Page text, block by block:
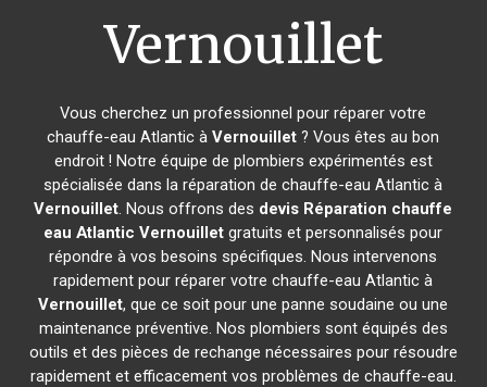
Vernouillet
Vous cherchez un professionnel pour réparer votre
chauffe-eau Atlantic àVernouillet ? Vous êtes au bon
endroit ! Notre équipe de plombiers expérimentés est
spécialisée dans la réparation de chauffe-eau Atlantic à
Vernouillet. Nous offrons des devis Réparation chauffe
eau Atlantic Vernouillet gratuits et personnalisés pour
répondre à vos besoins spécifiques. Nous intervenons
rapidement pour réparer votre chauffe-eau Atlantic à
Vernouillet, que ce soit pour une panne soudaine ou une
maintenance préventive. Nos plombiers sont équipés des
outils et des pièces de rechange nécessaires pour résoudre
rapidement et efficacement vos problèmes de chauffe-eau.